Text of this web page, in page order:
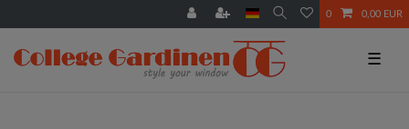
0 0,00 EUR
☰